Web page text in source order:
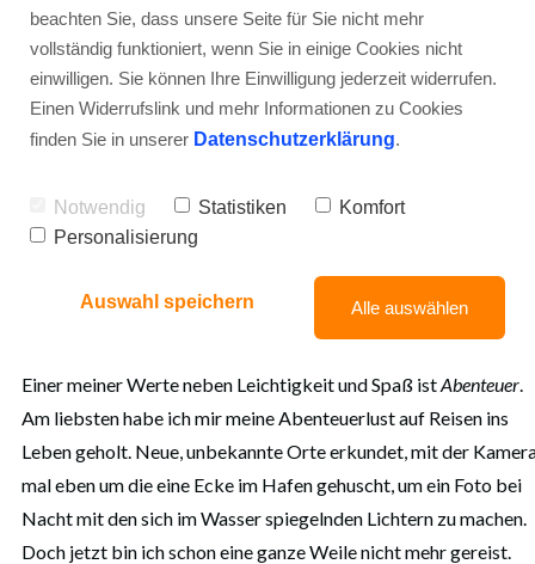
Blog
Werte-Kompass
ABENTEUER SPARRING: 5
ANTWORTEN
Einer meiner Werte neben Leichtigkeit und Spaß istAbenteuer.
Am liebsten habe ich mir meine Abenteuerlust auf Reisen ins
Leben geholt. Neue, unbekannte Orte erkundet, mit der
mal eben um die eine Ecke im Hafen gehuscht, um ein Foto bei
Nacht mit den sich im Wasser spiegelnden Lichtern zu machen.
Doch jetzt bin ich schon eine ganze Weile nicht mehr gereist.
beachten Sie, dass unsere Seite für Sie nicht mehr
vollständig funktioniert, wenn Sie in einige Cookies nicht
einwilligen. Sie können Ihre Einwilligung jederzeit widerrufen.
Einen Widerrufslink und mehr Informationen zu Cookies
finden Sie in unserer Datenschutzerklärung.
Notwendig Statistiken
Komfort
Personalisierung
Auswahl speichern Alle auswählen